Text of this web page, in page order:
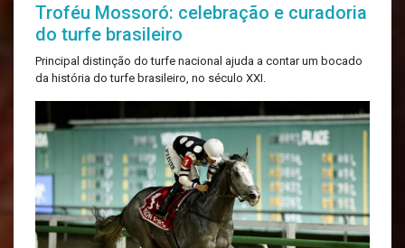
Troféu Mossoró: celebração e curadoria
do turfe brasileiro
Principal distinção do turfe nacional ajuda a contar um bocado
da história do turfe brasileiro, no século XXI.